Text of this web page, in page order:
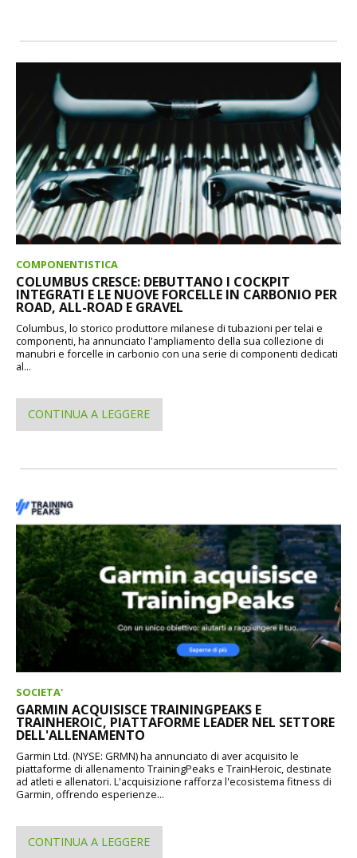
COMPONENTISTICA
COLUMBUS CRESCE: DEBUTTANO I COCKPIT
INTEGRATI E LE NUOVE FORCELLE IN CARBONIO PER
ROAD, ALL-ROAD E GRAVEL
Columbus, lo storico produttore milanese di tubazioni per telai e
componenti, ha annunciato l'ampliamento della sua collezione di
manubri e forcelle in carbonio con una serie di componenti dedicati
al...
CONTINUA A LEGGERE
SOCIETA'
GARMIN ACQUISISCE TRAININGPEAKS E
TRAINHEROIC, PIATTAFORME LEADER NEL SETTORE
DELL'ALLENAMENTO
Garmin Ltd. (NYSE: GRMN) ha annunciato di aver acquisito le
piattaforme di allenamento TrainingPeaks e TrainHeroic, destinate
ad atleti e allenatori. L'acquisizione rafforza l'ecosistema fitness di
Garmin, offrendo esperienze...
CONTINUA A LEGGERE